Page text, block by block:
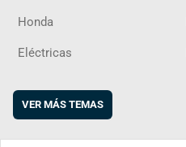
Honda
Eléctricas
VER MÁS TEMAS